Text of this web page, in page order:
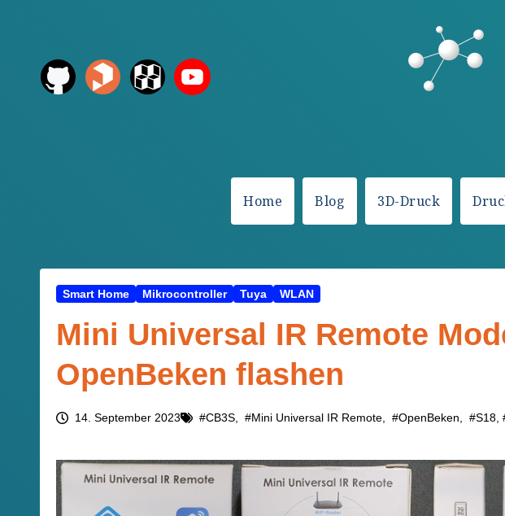
Home Blog 3D-Druck
Smart Home Mikrocontroller Tuya WLAN
Mini Universal IR Remote
OpenBeken flashen
14. September 2023 #CB3S #Mini Universal IR Remote #OpenBeken #S18